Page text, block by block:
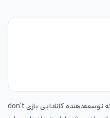
جیمی چنگ بنیان‌گذار و مؤسس استودیو تنسنت tencent روز جمعه در تالارهای رسمی این شرکت اعلام کرد که غول فناوری چینی یعنی شرکت تنسنت tencent اکثریت سهام klei entertainment را که توسعه‌دهنده کانادایی بازی don’t